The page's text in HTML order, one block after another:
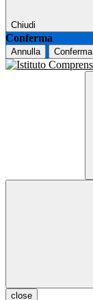
Chiudi
Conferma
Annulla Conferma
close